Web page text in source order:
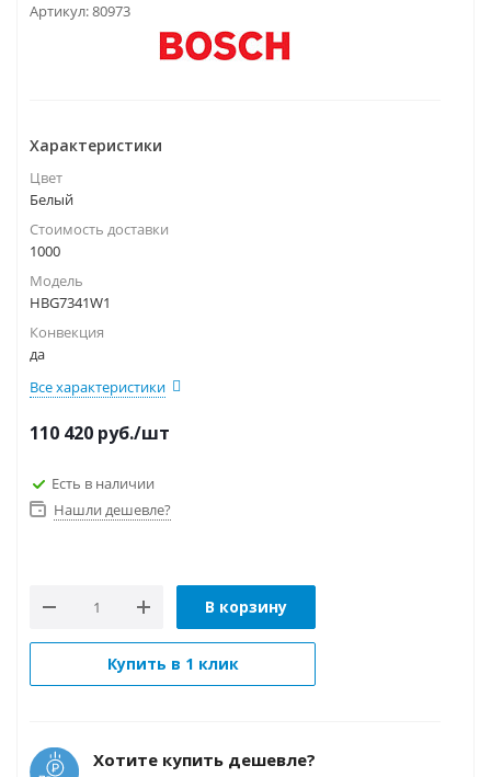
Артикул:80973
Характеристики
Цвет
Белый
Стоимость доставки
1000
Модель
HBG7341W1
Конвекция
да
Все характеристики
110 420 руб./шт
Есть в наличии
Нашли дешевле?
В корзину
Купить в 1 клик
Хотите купить дешевле?